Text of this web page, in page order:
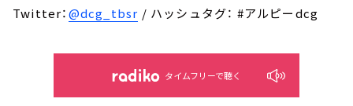
Twitter：@dcg_tbsr / ハッシュタグ： #アルピーdcg
タイムフリーで聴く